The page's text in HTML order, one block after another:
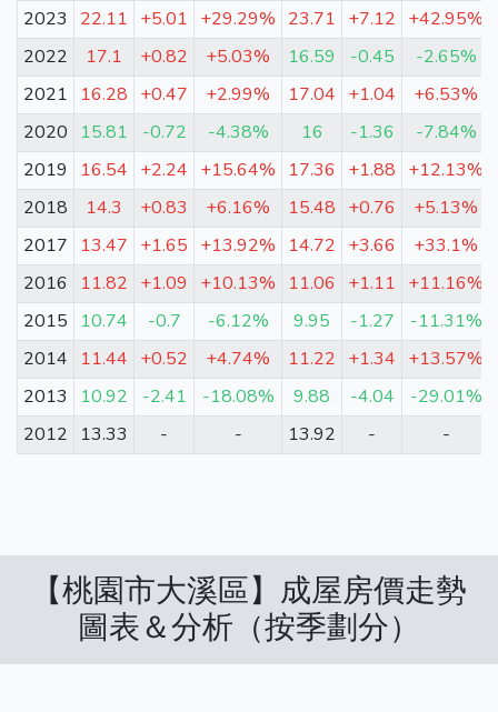
2023 22.11 +5.01 +29.29% 23.71 +7.12 +42.95%
2022
17.1 +0.82 +5.03% 16.59 -0.45 -2.65%
2021
16.28 +0.47 +2.99% 17.04 +1.04 +6.53%
2020
15.81 -0.72 -4.38% 16 -1.36 -7.84%
2019
16.54 +2.24 +15.64% 17.36 +1.88 +12.13%
2018
14.3 +0.83 +6.16% 15.48 +0.76 +5.13%
2017
13.47 +1.65 +13.92% 14.72 +3.66 +33.1%
2016
11.82 +1.09 +10.13% 11.06 +1.11 +11.16%
2015
10.74 -0.7 -6.12% 9.95 -1.27 -11.31%
2014
11.44 +0.52 +4.74% 11.22 +1.34 +13.57%
2013
10.92 -2.41 -18.08% 9.88 -4.04 -29.01%
2012
13.33 - - 13.92 - -
【桃園市大溪區】成屋房價走勢
圖表＆分析（按季劃分）